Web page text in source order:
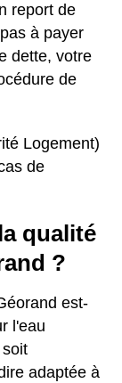
report de
à payer
dette, votre
de
Logement)
de
qualité
?
est-
l'eau
adaptée à